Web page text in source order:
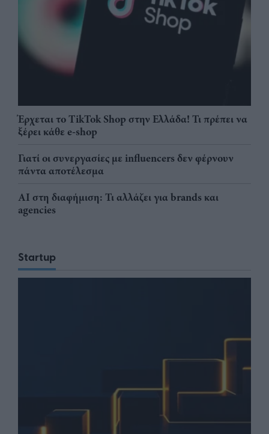
Έρχεται το TikTok Shop στην Ελλάδα! Τι πρέπει να
ξέρει κάθε e-shop
Γιατί οι συνεργασίες με influencers δεν φέρνουν
πάντα αποτέλεσμα
AI στη διαφήμιση: Τι αλλάζει για brands και
agencies
Startup